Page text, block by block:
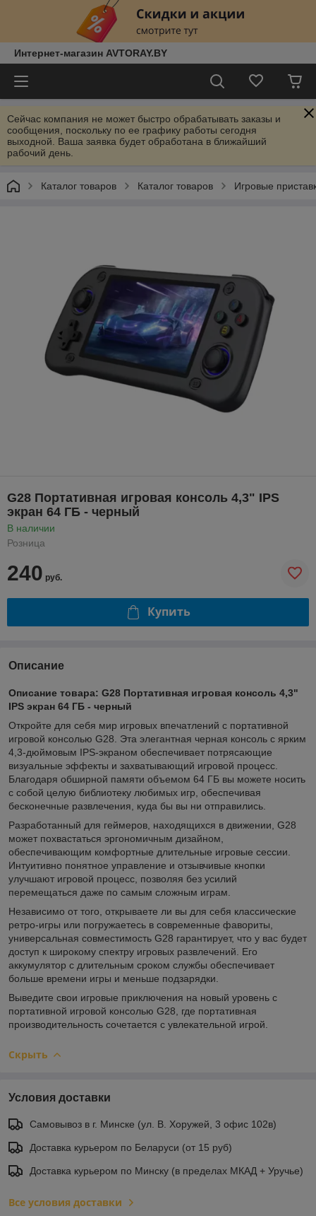
Интернет-магазин AVTORAY.BY
Сейчас компания не может быстро обрабатывать заказы и
сообщения, поскольку по ее графику работы сегодня
выходной. Ваша заявка будет обработана в ближайший
рабочий день.
Каталог товаров Каталог товаров Игровые
G28 Портативная игровая консоль 4,3" IPS
экран 64 ГБ - черный
В наличии
Розница
240 руб.
Купить
Описание
Описание товара: G28 Портативная игровая консоль 4,3"
IPS экран 64 ГБ - черный
Откройте для себя мир игровых впечатлений с портативной
игровой консолью G28. Эта элегантная черная консоль с ярким
4,3-дюймовым IPS-экраном обеспечивает потрясающие
визуальные эффекты и захватывающий игровой процесс.
Благодаря обширной памяти объемом 64 ГБ вы можете носить
с собой целую библиотеку любимых игр, обеспечивая
бесконечные развлечения, куда бы вы ни отправились.
Разработанный для геймеров, находящихся в движении, G28
может похвастаться эргономичным дизайном,
обеспечивающим комфортные длительные игровые сессии.
Интуитивно понятное управление и отзывчивые кнопки
улучшают игровой процесс, позволяя без усилий
перемещаться даже по самым сложным играм.
Независимо от того, открываете ли вы для себя классические
ретро-игры или погружаетесь в современные фавориты,
универсальная совместимость G28 гарантирует, что у вас будет
доступ к широкому спектру игровых развлечений. Его
аккумулятор с длительным сроком службы обеспечивает
больше времени игры и меньше подзарядки.
Выведите свои игровые приключения на новый уровень с
портативной игровой консолью G28, где портативная
производительность сочетается с увлекательной игрой.
Скрыть
Условия доставки
Самовывоз в г. Минске (ул. В. Хоружей, 3 офис 102в)
Доставка курьером по Беларуси (от 15 руб)
Доставка курьером по Минску (в пределах МКАД + Уручье)
Все условия доставки